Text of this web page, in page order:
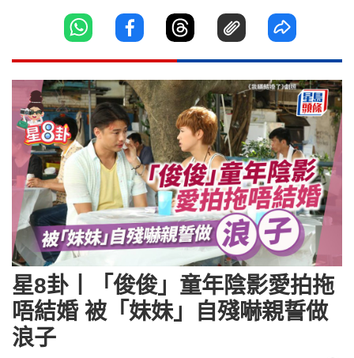
星8卦丨「俊俊」童年陰影愛拍拖
唔結婚 被「妹妹」自殘嚇親誓做
浪子